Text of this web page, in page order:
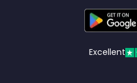
Excellent